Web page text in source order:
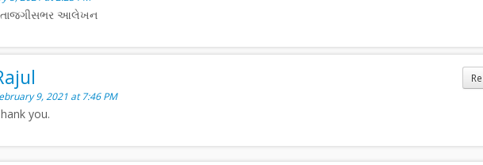
આલેખન
9, 2021 at 7:46 PM
you.